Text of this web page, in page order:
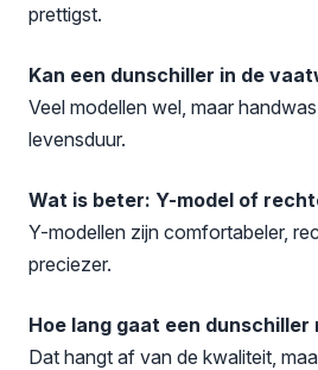
prettigst.
Kan een dunschiller in de
Veel modellen wel, maar
levensduur.
Wat is beter: Y-model of
Y-modellen zijn comfortabeler,
preciezer.
Hoe lang gaat een dunschiller
Dat hangt af van de kwaliteit,